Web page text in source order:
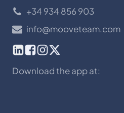
+34 934 856 903
info@mooveteam.com
Download the app at: